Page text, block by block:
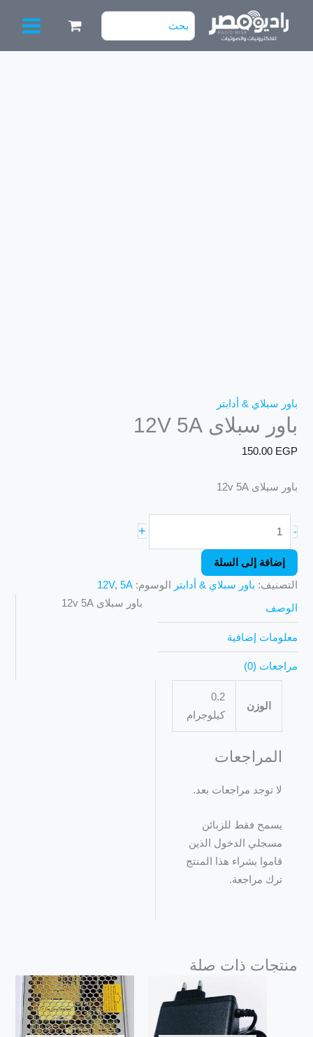
البحث
عن:
باور سبلاي & أدابتر
باور سبلاى 12V 5A
150.00 EGP
باور سبلاى 12v 5A
-
+
إضافة إلى السلة
التصنيف: باور سبلاي & أدابتر الوسوم: 12V, 5A
الوصف
معلومات إضافية
مراجعات (0)
باور سبلاى 12v 5A
الوزن
0.2
كيلوجرام
المراجعات
لا توجد مراجعات بعد.
يسمح فقط للزبائن
مسجلي الدخول الذين
قاموا بشراء هذا المنتج
ترك مراجعة.
منتجات ذات صلة